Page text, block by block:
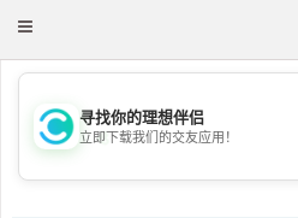
Toggle
💖
💕
寻找你的理想伴侣
立即下载我们的交友应用！